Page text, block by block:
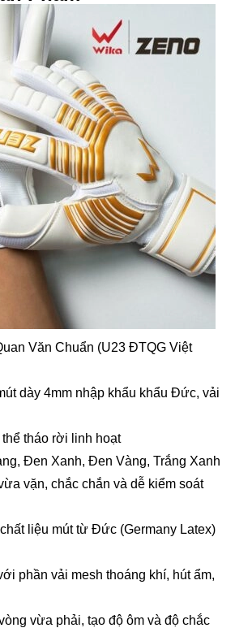
Văn Chuẩn (U23 ĐTQG Việt
dày 4mm nhập khẩu khẩu Đức, vải
tháo rời linh hoạt
Đen Xanh, Đen Vàng, Trắng Xanh
vặn, chắc chắn và dễ kiểm soát
liệu mút từ Đức (Germany Latex)
phần vải mesh thoáng khí, hút ẩm,
vừa phải, tạo độ ôm và độ chắc